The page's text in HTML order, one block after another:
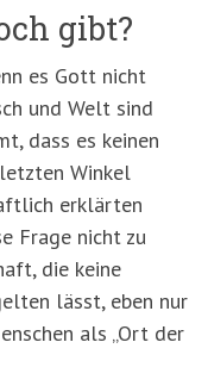
gibt?
es Gott nicht
und Welt sind
dass es keinen
Winkel
erklärten
Frage nicht zu
die keine
lässt, eben nur
als „Ort der